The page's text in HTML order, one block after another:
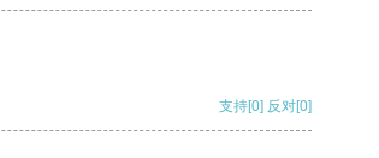
支持[0] 反对[0]